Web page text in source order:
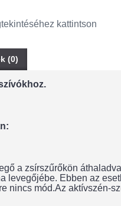
kattintson
(0)
a zsírszűrőkön
levegőjébe. Ebben az
nincs mód.Az aktívszén-